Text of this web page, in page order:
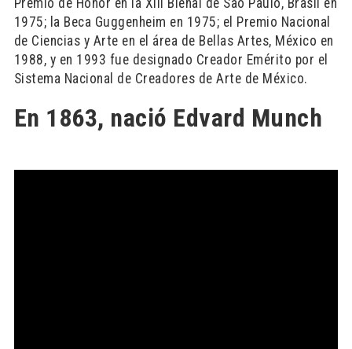
Premio de Honor en la XIII Bienal de Sao Paulo, Brasil en
1975; la Beca Guggenheim en 1975; el Premio Nacional
de Ciencias y Arte en el área de Bellas Artes, México en
1988, y en 1993 fue designado Creador Emérito por el
Sistema Nacional de Creadores de Arte de México.
En 1863, nació Edvard Munch